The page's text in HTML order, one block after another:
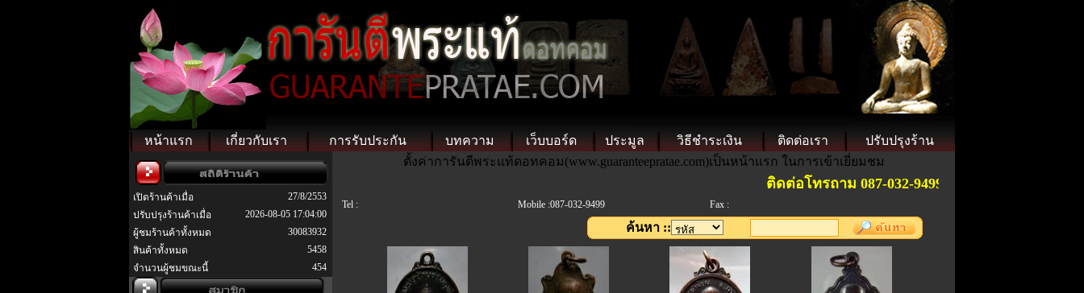
หน้าแรก เกี่ยวกับเรา การรับประกัน บทความ เว็บบอร์ด ประมูล วิธีชำระเงิน ติดต่อเรา ปรับปรุงร้าน
เปิดร้านค้าเมื่อ
27/8/2553
ปรับปรุงร้านค้าเมื่อ
2026-08-05 17:04:00
ผู้ชมร้านค้าทั้งหมด
30083932
สินค้าทั้งหมด
5458
จำนวนผู้ชมขณะนี้
454
ตั้งค่าการันตีพระแท้ดอทคอม(www.guaranteepratae.com)เป็นหน้าแรก ในการเข้าเยี่ยมชม
ติดต่อโทรถาม 087-032-9499 "การันตีพระแท้ ".รา
Tel : Mobile :087-032-9499 Fax :
ค้นหา ::